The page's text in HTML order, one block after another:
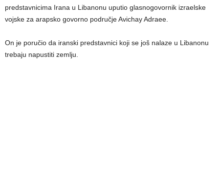
predstavnicima Irana u Libanonu uputio glasnogovornik izraelske
vojske za arapsko govorno područje Avichay Adraee.
On je poručio da iranski predstavnici koji se još nalaze u Libanonu
trebaju napustiti zemlju.